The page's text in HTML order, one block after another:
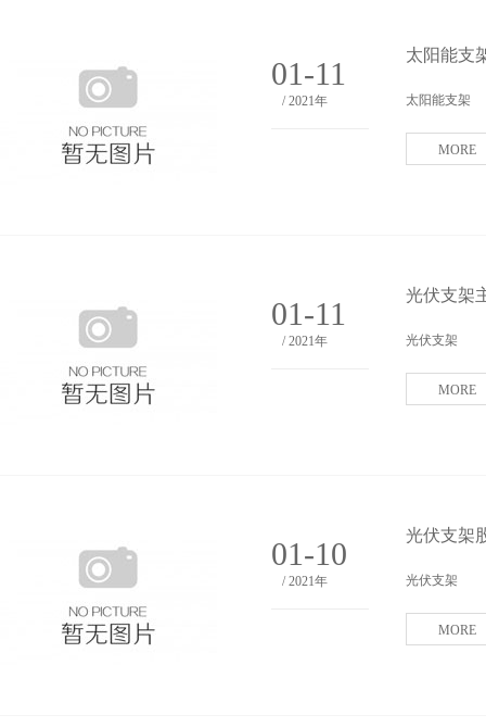
01-11
/ 2021年
太阳能支
太阳能支架
MORE
01-11
/ 2021年
光伏支架
光伏支架
MORE
01-10
/ 2021年
光伏支架
光伏支架
MORE